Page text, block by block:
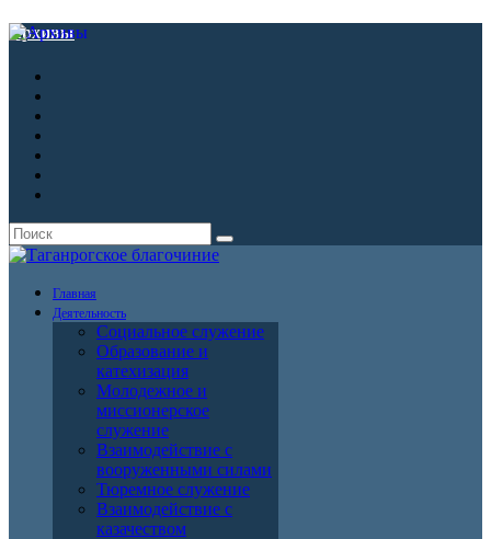
Архивы
Главная
Деятельность
Социальное служение
Образование и
катехизация
Молодежное и
миссионерское
служение
Взаимодействие с
вооруженными силами
Тюремное служение
Взаимодействие с
казачеством